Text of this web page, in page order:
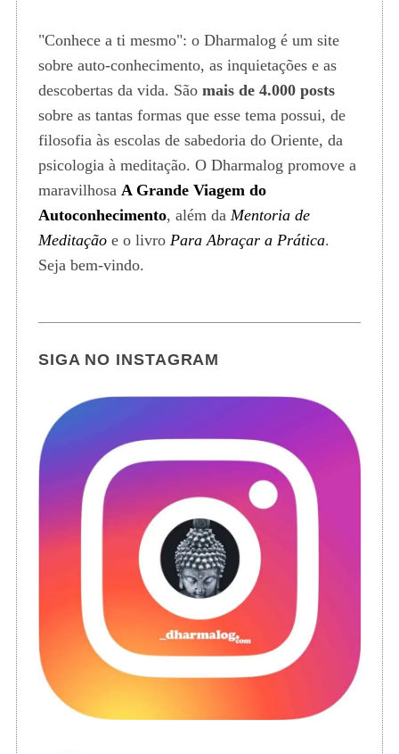
"Conhece a ti mesmo": o Dharmalog é um site
sobre auto-conhecimento, as inquietações e as
descobertas da vida. São mais de 4.000 posts
sobre as tantas formas que esse tema possui, de
filosofia às escolas de sabedoria do Oriente, da
psicologia à meditação. O Dharmalog promove a
maravilhosa A Grande Viagem do
Autoconhecimento, além da Mentoria de
Meditaçãoe o livro Para Abraçar a Prática.
Seja bem-vindo.
SIGA NO INSTAGRAM